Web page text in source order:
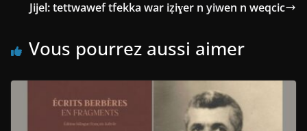
Jijel: tettwawef tfekka war iẓiɣer n yiwen n weqcic
Vous pourrez aussi aimer